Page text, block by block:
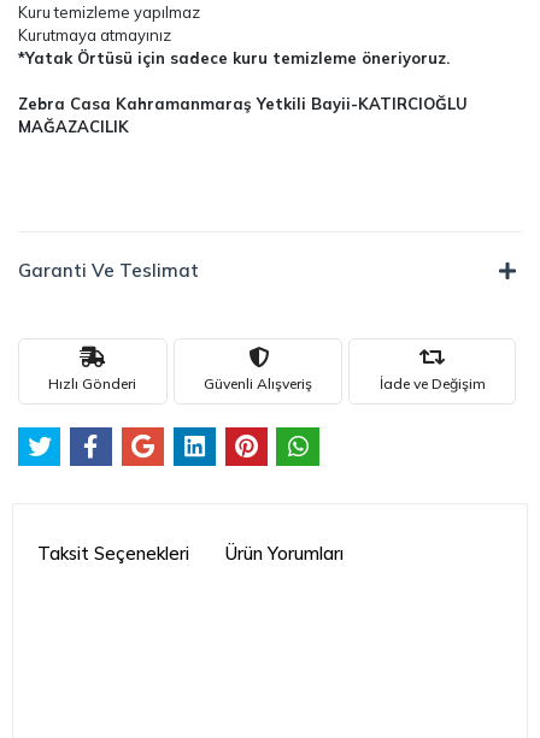
Kuru temizleme yapılmaz
Kurutmaya atmayınız
*Yatak Örtüsü için sadece kuru temizleme öneriyoruz.
Zebra Casa Kahramanmaraş Yetkili Bayii-KATIRCIOĞLU
MAĞAZACILIK
Garanti Ve Teslimat
Hızlı Gönderi Güvenli Alışveriş İade ve Değişim
Taksit Seçenekleri Ürün Yorumları